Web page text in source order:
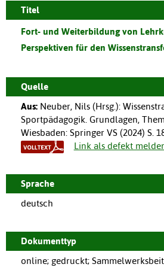
Titel
Fort- und Weiterbildung von
Perspektiven für den
Quelle
Aus: Neuber, Nils (Hrsg.):
Sportpädagogik. Grundlagen,
Wiesbaden: Springer VS (2024) S.
Link als defekt
Sprache
deutsch
Dokumenttyp
online; gedruckt;